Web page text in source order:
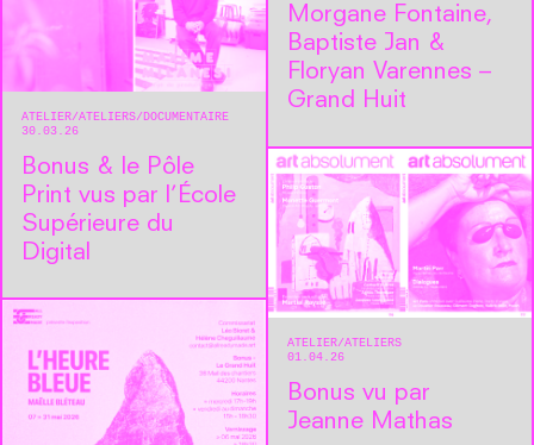
Morgane Fontaine,
Baptiste Jan &
Floryan Varennes –
Grand Huit
ATELIER ATELIERS
DOCUMENTAIRE
30.03.26
Bonus & le Pôle
Print vus par l’École
Supérieure du
Digital
ATELIER ATELIERS
01.04.26
Bonus vu par
Jeanne Mathas